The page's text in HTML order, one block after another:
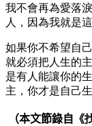
我不會再為愛落
人，因為我就是
如果你不希望自
就必須把人生的
是有人能讓你的
主，你才是自己
（本文節錄自《